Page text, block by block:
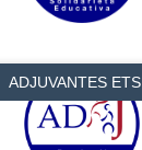
ADJUVANTES ETS